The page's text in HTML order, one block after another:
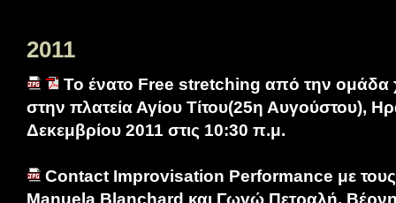
2011
Το ένατο Free stretching από την ομάδα
στην πλατεία Αγίου Τίτου(25η Αυγούστου),
Δεκεμβρίου 2011 στις 10:30 π.μ.
Contact Improvisation Performance με